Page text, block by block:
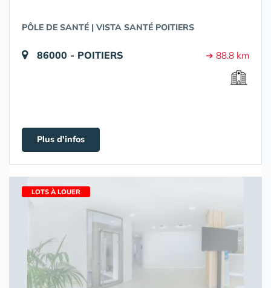
PÔLE DE SANTÉ | VISTA SANTÉ POITIERS
86000 - POITIERS ➔ 88.8 km
Plus d'infos
LOTS À LOUER